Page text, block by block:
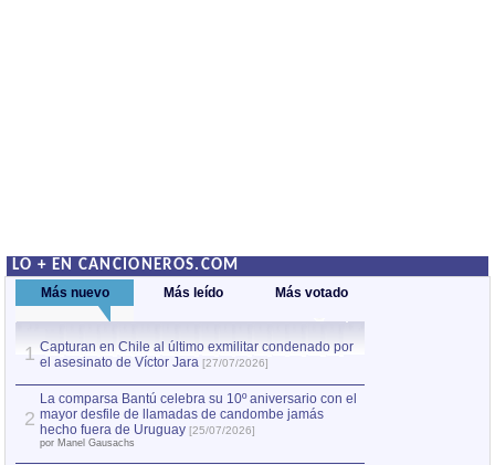
LO + EN CANCIONEROS.COM
Más nuevo Más leído Más votado
1 Capturan en Chile al último exmilitar condenado por
el asesinato de Víctor Jara [27/07/2026]
2
La comparsa Bantú celebra su 10º aniversario con el
mayor desfile de llamadas de candombe jamás
hecho fuera de Uruguay [25/07/2026]
por Manel Gausachs